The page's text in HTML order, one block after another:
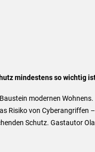
mindestens so wichtig
modernen Wohnens.
Risiko von Cyberangriffen –
Schutz. Gastautor